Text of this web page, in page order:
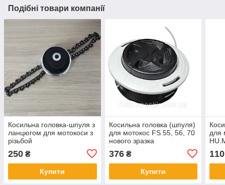
Подібні товари компанії
Косильна головка-шпуля з
ланцюгом для мотокоси з
різьбой
250 ₴
Купити
Косильна головка (шпуля)
для мотокос FS 55, 56, 70
нового зразка
376₴
Купити
для
110